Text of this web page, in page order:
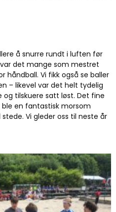
å snurre rundt i luften før
det mange som mestret
Vi fikk også se baller
– likevel var det helt tydelig
tilskuere satt løst. Det fine
en fantastisk morsom
Vi gleder oss til neste år